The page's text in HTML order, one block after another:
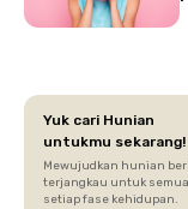
Yuk cari Hunian
untukmu sekarang!
Mewujudkan hunian
terjangkau untuk
setiap fase kehidupan.